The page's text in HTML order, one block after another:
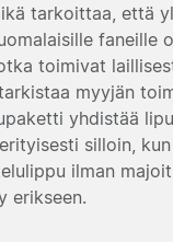
tarkoittaa, että
faneille
toimivat
myyjän
yhdistää
silloin,
ilman
erikseen.